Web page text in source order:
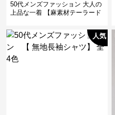
50代メンズファッション 大人の
上品な一着 【麻素材テーラード
人気